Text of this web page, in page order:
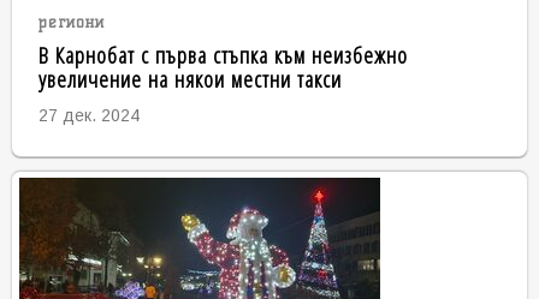
региони
В Карнобат с първа стъпка към неизбежно
увеличение на някои местни такси
27 дек. 2024